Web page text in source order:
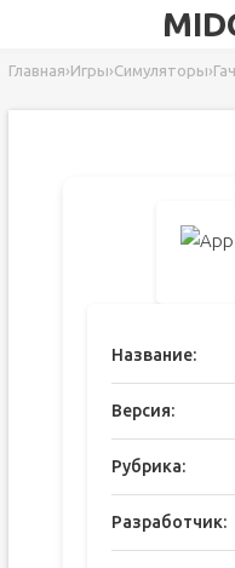
Главная›Игры›Симуляторы›
Название:
Версия:
Рубрика:
Разработчик: